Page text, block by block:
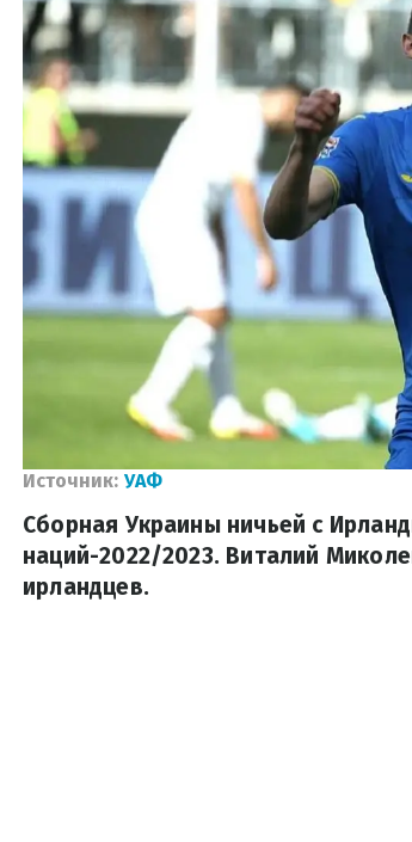
Источник: УАФ
Сборная Украины ничьей с
наций-2022/2023. Виталий
ирландцев.